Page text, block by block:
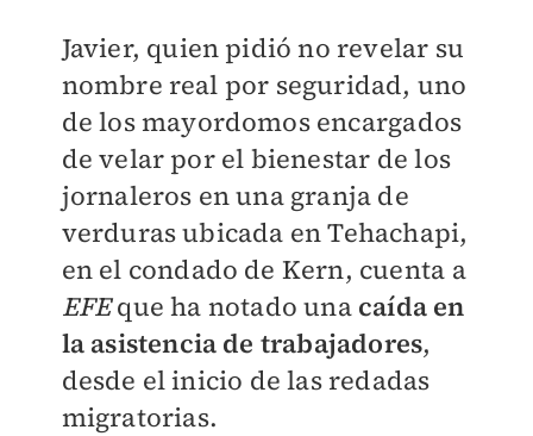
Javier, quien pidió no revelar su
nombre real por seguridad, uno
de los mayordomos encargados
de velar por el bienestar de los
jornaleros en una granja de
verduras ubicada en Tehachapi,
en el condado de Kern, cuenta a
EFEque ha notado una caída en
la asistencia de trabajadores,
desde el inicio de las redadas
migratorias.